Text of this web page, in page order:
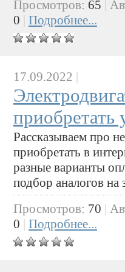
Просмотров: 65
0
Подробнее...
17.09.2022 |
Рассказываем про
приобретать в
разные варианты
подбор аналогов на
Просмотров: 70 |
0 | Подробнее...